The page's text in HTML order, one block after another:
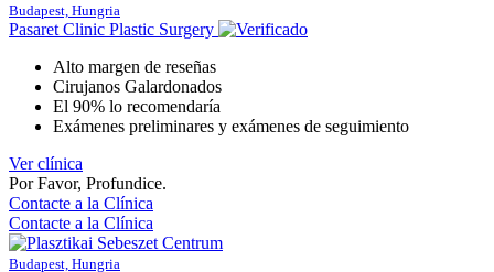
Budapest, Hungria
Pasaret Clinic Plastic Surgery
Alto margen de reseñas
Cirujanos Galardonados
El 90% lo recomendaría
Exámenes preliminares y exámenes de seguimiento
Ver clínica
Por Favor, Profundice.
Contacte a la Clínica
Contacte a la Clínica
Budapest, Hungria